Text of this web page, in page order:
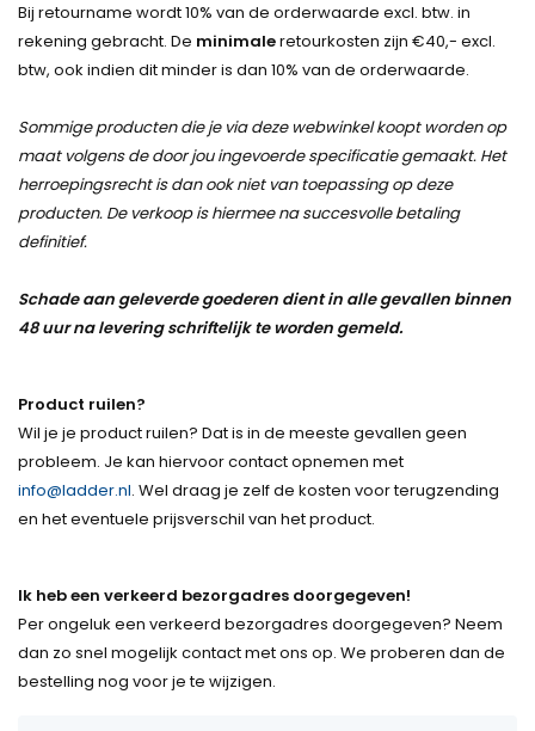
Bij retourname wordt 10% van de orderwaarde excl. btw. in
rekening gebracht. De minimaleretourkosten zijn €40,- excl.
btw, ook indien dit minder is dan 10% van de orderwaarde.
Sommige producten die je via deze webwinkel koopt worden op
maat volgens de door jou ingevoerde specificatie gemaakt. Het
herroepingsrecht is dan ook niet van toepassing op deze
producten. De verkoop is hiermee na succesvolle betaling
definitief.
Schade aan geleverde goederen dient in alle gevallen binnen
48 uur na levering schriftelijk te worden gemeld.
Product ruilen?
Wil je je product ruilen? Dat is in de meeste gevallen geen
probleem. Je kan hiervoor contact opnemen met
info@ladder.nl. Wel draag je zelf de kosten voor terugzending
en het eventuele prijsverschil van het product.
Ik heb een verkeerd bezorgadres doorgegeven!
Per ongeluk een verkeerd bezorgadres doorgegeven? Neem
dan zo snel mogelijk contact met ons op. We proberen dan de
bestelling nog voor je te wijzigen.